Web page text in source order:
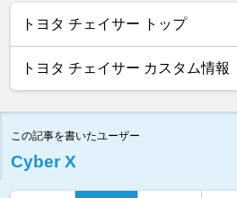
トヨタ チェイサー トップ
トヨタ チェイサー カスタム情報
この記事を書いたユーザー
Cyber X